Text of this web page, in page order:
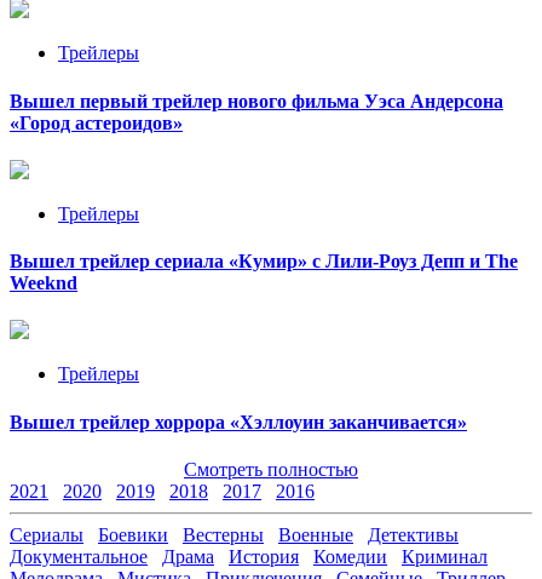
Трейлеры
Вышел первый трейлер нового фильма Уэса Андерсона
«Город астероидов»
Трейлеры
Вышел трейлер сериала «Кумир» с Лили-Роуз Депп и The
Weeknd
Трейлеры
Вышел трейлер хоррора «Хэллоуин заканчивается»
Смотреть полностью
2021
2020 2019 2018 2017 2016
Сериалы Боевики Вестерны Военные
Детективы
Документальное
Драма История Комедии
Криминал